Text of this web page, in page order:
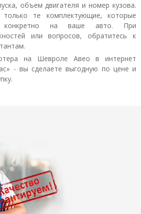
объем двигателя и номер кузова.
только те комплектующие, которые
конкретно на ваше авто. При
или вопросов, обратитесь к
на Шевроле Авео в интернет
- вы сделаете выгодную по цене и